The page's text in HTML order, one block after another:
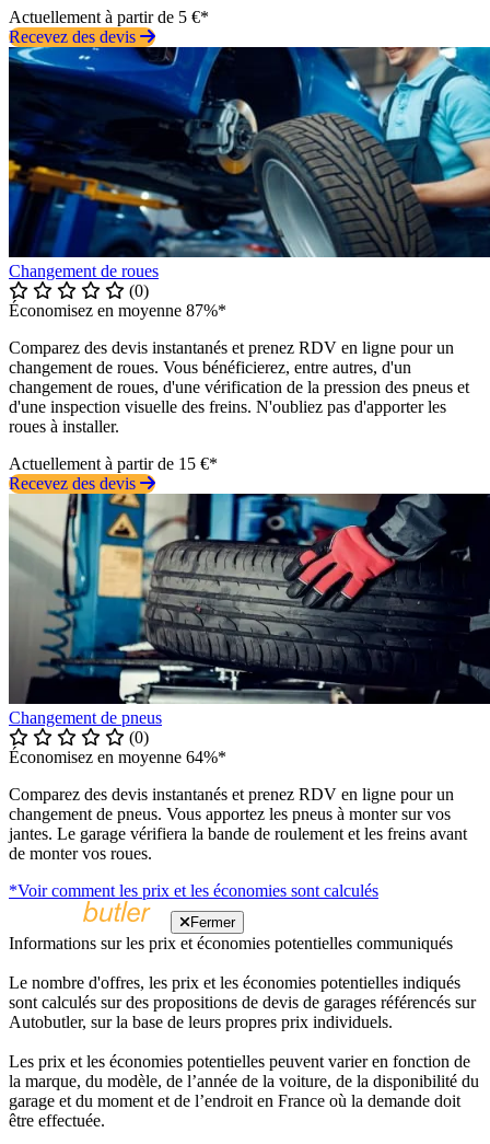
Actuellement à partir de 5 €*
Recevez des devis
Changement de roues
(0)
Économisez en moyenne 87%*
Comparez des devis instantanés et prenez RDV en ligne pour un
changement de roues. Vous bénéficierez, entre autres, d'un
changement de roues, d'une vérification de la pression des pneus et
d'une inspection visuelle des freins. N'oubliez pas d'apporter les
roues à installer.
Actuellement à partir de 15 €*
Recevez des devis
Changement de pneus
(0)
Économisez en moyenne 64%*
Comparez des devis instantanés et prenez RDV en ligne pour un
changement de pneus. Vous apportez les pneus à monter sur vos
jantes. Le garage vérifiera la bande de roulement et les freins avant
de monter vos roues.
*Voir comment les prix et les économies sont calculés
Fermer
Informations sur les prix et économies potentielles communiqués
Le nombre d'offres, les prix et les économies potentielles indiqués
sont calculés sur des propositions de devis de garages référencés sur
Autobutler, sur la base de leurs propres prix individuels.
Les prix et les économies potentielles peuvent varier en fonction de
la marque, du modèle, de l’année de la voiture, de la disponibilité du
garage et du moment et de l’endroit en France où la demande doit
être effectuée.